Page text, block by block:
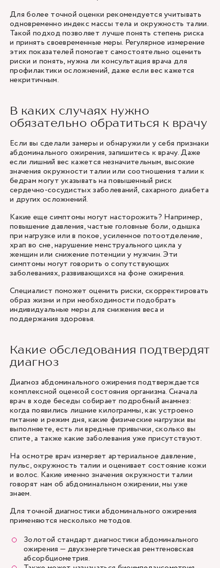
Для более точной оценки рекомендуется учитывать
одновременно индекс массы тела и окружность талии.
Такой подход позволяет лучше понять степень риска
и принять своевременные меры. Регулярное измерение
этих показателей помогает самостоятельно оценить
риски и понять, нужна ли консультация врача для
профилактики осложнений, даже если вес кажется
некритичным.
В каких случаях нужно
обязательно обратиться к врачу
Если вы сделали замеры и обнаружили у себя признаки
абдоминального ожирения, запишитесь к врачу. Даже
если лишний вес кажется незначительным, высокие
значения окружности талии или соотношения талии к
бедрам могут указывать на повышенный риск
сердечно-сосудистых заболеваний, сахарного диабета
и других осложнений.
Какие еще симптомы могут насторожить? Например,
повышение давления, частые головные боли, одышка
при нагрузке или в покое, усиленное потоотделение,
храп во сне, нарушение менструального цикла у
женщин или снижение потенции у мужчин. Эти
симптомы могут говорить о сопутствующих
заболеваниях, развивающихся на фоне ожирения.
Специалист поможет оценить риски, скорректировать
образ жизни и при необходимости подобрать
индивидуальные меры для снижения веса и
поддержания здоровья.
Какие обследования подтвердят
диагноз
Диагноз абдоминального ожирения подтверждается
комплексной оценкой состояния организма. Сначала
врач в ходе беседы собирает подробный анамнез:
когда появились лишние килограммы, как устроено
питание и режим дня, какие физические нагрузки вы
выполняете, есть ли вредные привычки, сколько вы
спите, а также какие заболевания уже присутствуют.
На осмотре врач измеряет артериальное давление,
пульс, окружность талии и оценивает состояние кожи
и волос. Какие именно значения окружности талии
говорят нам об абдоминальном ожирении, мы уже
знаем.
Для точной диагностики абдоминального ожирения
применяются несколько методов.
Золотой стандарт диагностики абдоминального
ожирения — двухэнергетическая рентгеновская
абсорбциометрия.